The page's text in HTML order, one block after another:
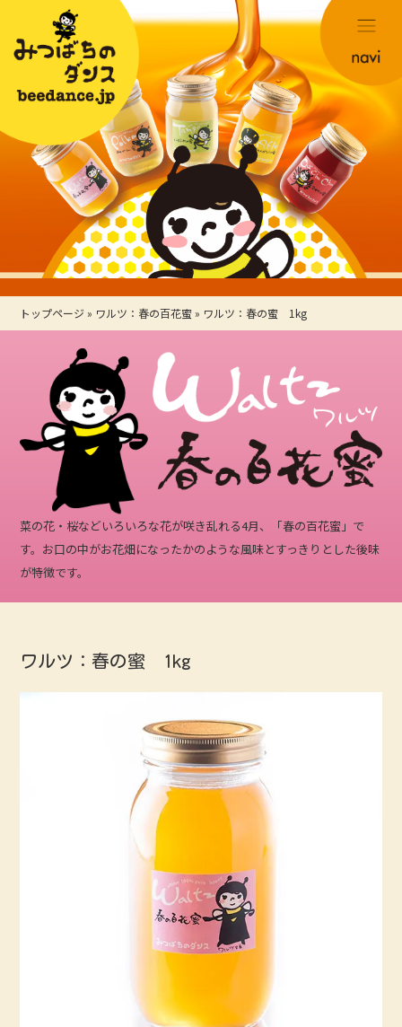
トップページ » ワルツ：春の百花蜜 » ワルツ：春の蜜 1kg
菜の花・桜などいろいろな花が咲き乱れる4月、「春の百花蜜」で
す。お口の中がお花畑になったかのような風味とすっきりとした後味
が特徴です。
ワルツ：春の蜜 1kg